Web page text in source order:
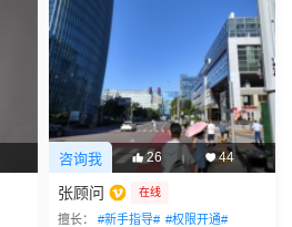
咨询我 26 | 44
张顾问 在线
擅长： #新手指导# #权限开通#